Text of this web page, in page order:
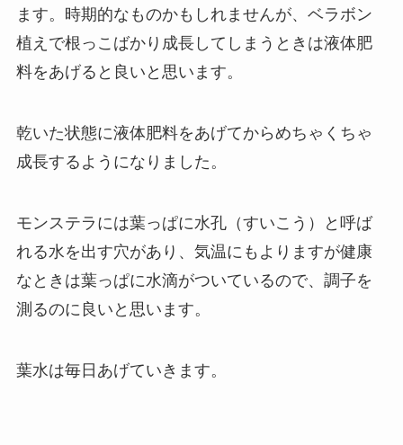
ます。時期的なものかもしれませんが、ベラボン
植えで根っこばかり成長してしまうときは液体肥
料をあげると良いと思います。
乾いた状態に液体肥料をあげてからめちゃくちゃ
成長するようになりました。
モンステラには葉っぱに水孔（すいこう）と呼ば
れる水を出す穴があり、気温にもよりますが健康
なときは葉っぱに水滴がついているので、調子を
測るのに良いと思います。
葉水は毎日あげていきます。